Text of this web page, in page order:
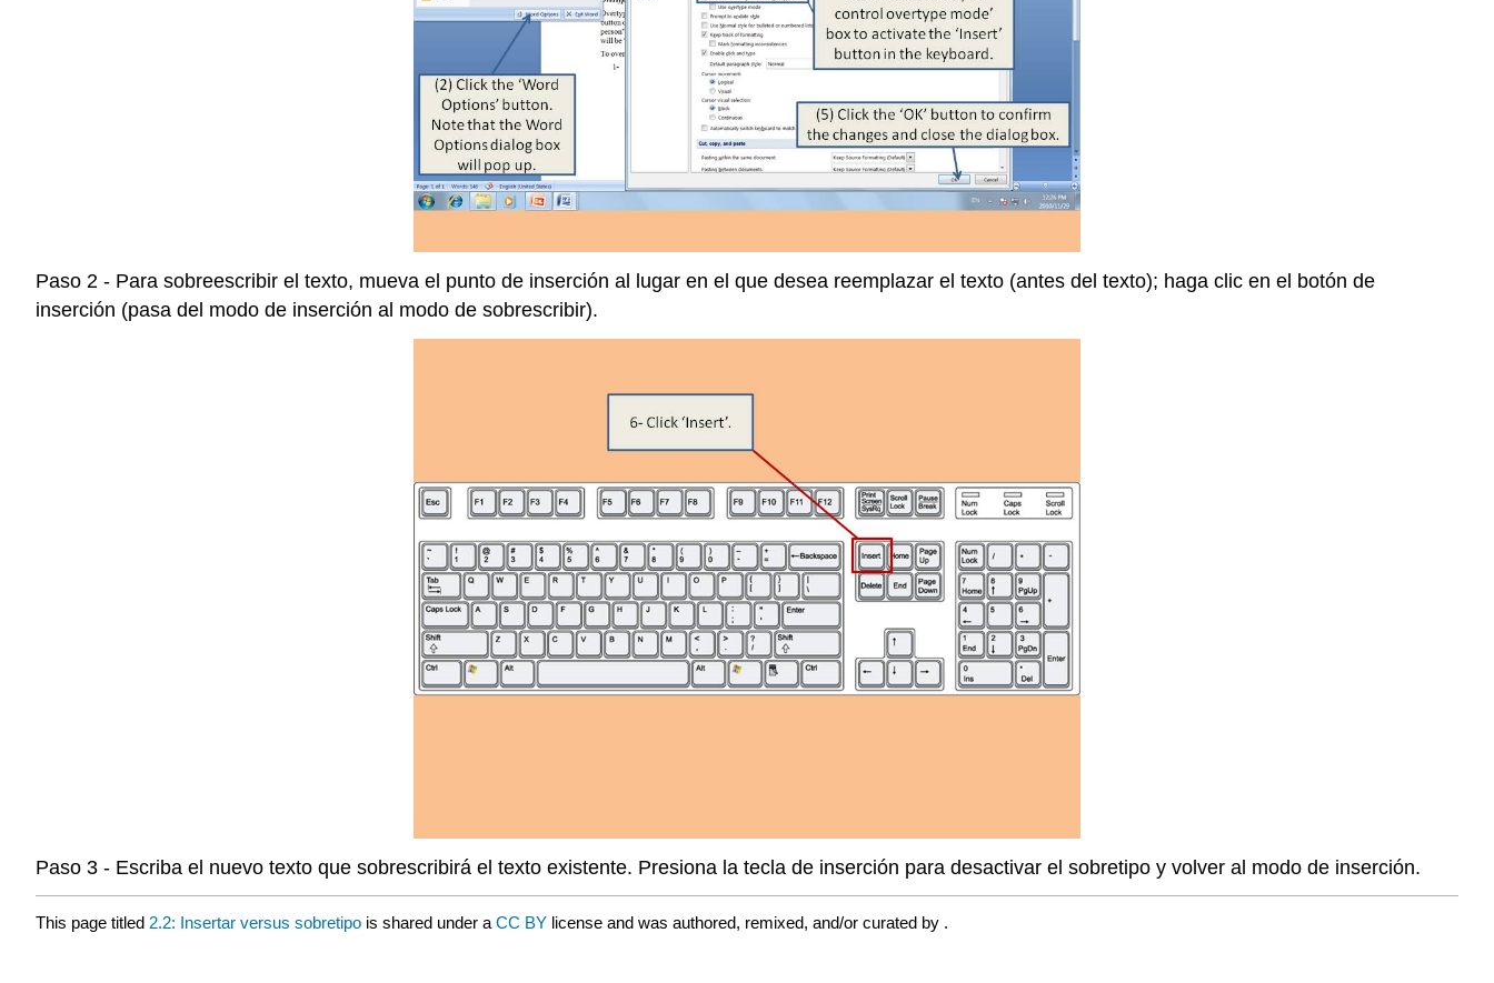
Paso 2 - Para sobreescribir el texto, mueva el punto de inserción al lugar en el que desea reemplazar el texto (antes del texto); haga clic en el botón de
inserción (pasa del modo de inserción al modo de sobrescribir).
Paso 3 - Escriba el nuevo texto que sobrescribirá el texto existente. Presiona la tecla de inserción para desactivar el sobretipo y volver al modo de inserción.
This page titled 2.2: Insertar versus sobretipo is shared under a CC BY license and was authored, remixed, and/or curated by .